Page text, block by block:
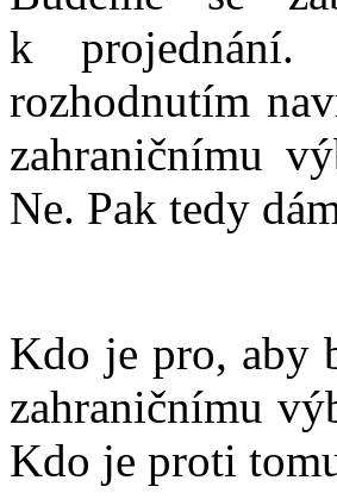
k projednání.
rozhodnutím
zahraničnímu
Ne. Pak tedy
Kdo je pro, aby
zahraničnímu
Kdo je proti